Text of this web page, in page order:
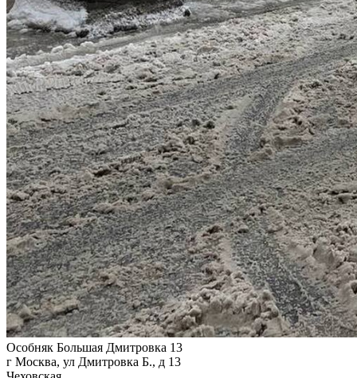
Особняк Большая Дмитровка 13
г Москва, ул Дмитровка Б., д 13